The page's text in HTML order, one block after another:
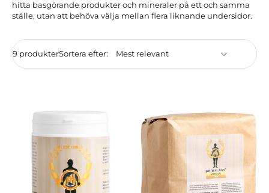
hitta basgörande produkter och mineraler på ett och samma
ställe, utan att behöva välja mellan flera liknande undersidor.
9 produkterSortera efter: